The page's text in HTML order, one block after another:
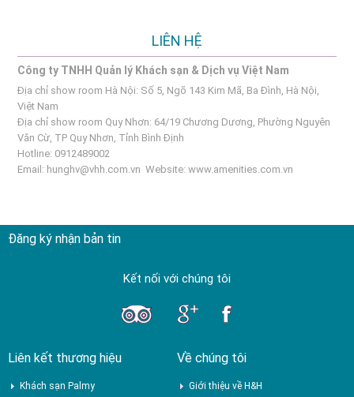
LIÊN HỆ
Công ty TNHH Quản lý Khách sạn & Dịch vụ Việt Nam
Địa chỉ show room Hà Nội: Số 5, Ngõ 143 Kim Mã, Ba Đình, Hà Nội,
Việt Nam
Địa chỉ show room Quy Nhơn: 64/19 Chương Dương, Phường Nguyên
Văn Cừ, TP Quy Nhơn, Tỉnh Bình Định
Hotline: 0912489002
Email: hunghv@vhh.com.vn Website:www.amenities.com.vn
Đăng ký nhận bản tin
Kết nối với chúng tôi
Liên kết thương hiệu
Khách sạn Palmy
Về chúng tôi
Giới thiệu về H&H